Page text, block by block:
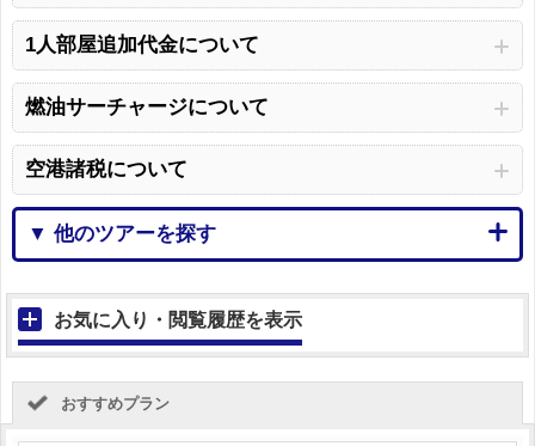
1人部屋追加代金について
燃油サーチャージについて
空港諸税について
▼ 他のツアーを探す
お気に入り・閲覧履歴を表示
おすすめプラン